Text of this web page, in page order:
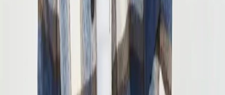
2026-08-08
Yorumlar: